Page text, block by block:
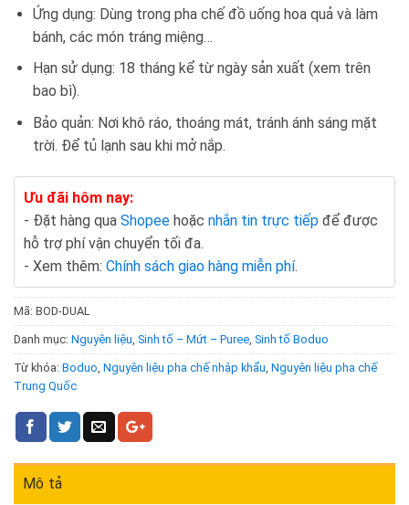
Ứng dụng: Dùng trong pha chế đồ uống hoa quả và làm
bánh, các món tráng miệng…
Hạn sử dụng: 18 tháng kể từ ngày sản xuất (xem trên
bao bì).
Bảo quản: Nơi khô ráo, thoáng mát, tránh ánh sáng mặt
trời. Để tủ lạnh sau khi mở nắp.
Ưu đãi hôm nay:
- Đặt hàng qua Shopee hoặc nhắn tin trực tiếp để được
hỗ trợ phí vận chuyển tối đa.
- Xem thêm: Chính sách giao hàng miễn phí.
Mã: BOD-DUAL
Danh mục: Nguyên liệu Sinh tố – Mứt – Puree Sinh tố Boduo
Từ khóa: Boduo Nguyên liệu pha chế nhập khẩu Nguyên liệu pha chế
Trung Quốc
Mô tả